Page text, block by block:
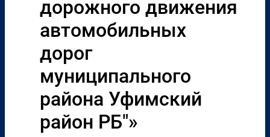
дорожного движения
автомобильных
дорог
муниципального
района Уфимский
район РБ"»